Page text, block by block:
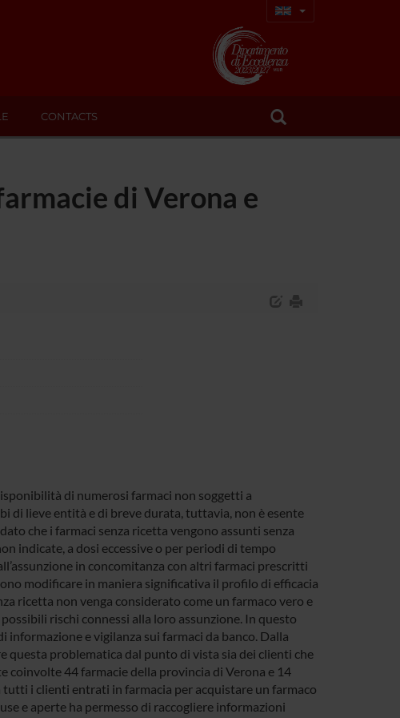
CONTACTS
di Verona e
di numerosi farmaci non soggetti a
di lieve entità e di breve durata, tuttavia, non è esente
che i farmaci senza ricetta vengono assunti senza
indicate, a dosi eccessive o per periodi di tempo
in concomitanza con altri farmaci prescritti
modificare in maniera significativa il profilo di efficacia
ricetta non venga considerato come un farmaco vero e
rischi connessi alla loro assunzione. In questo
informazione e vigilanza sui farmaci da banco. Dalla
questa problematica dal punto di vista sia dei clienti che
coinvolte 44 farmacie della provincia di Verona e 14
i clienti entrati in farmacia per acquistare un farmaco
e aperte ha permesso di raccogliere informazioni